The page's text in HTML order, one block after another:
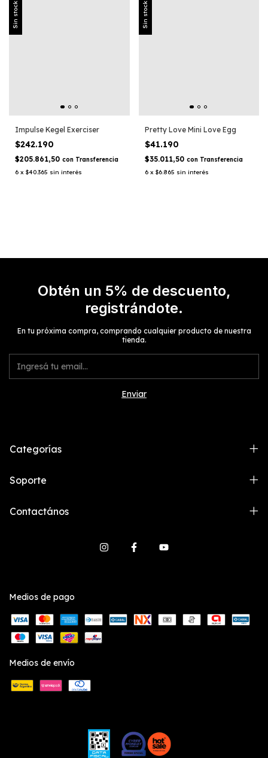
Sin stock
Impulse Kegel Exerciser
$242.190
$205.861,50 con Transferencia
6 x $40.365 sin interés
Sin stock
Pretty Love Mini Love Egg
$41.190
$35.011,50 con Transferencia
6 x $6.865 sin interés
Obtén un 5% de descuento,
registrándote.
En tu próxima compra, comprando cualquier producto de nuestra
tienda.
Categorías
Soporte
Contactános
Medios de pago
Medios de envío